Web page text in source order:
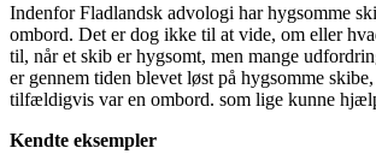
Indenfor Fladlandsk advologi har hygsomme
ombord. Det er dog ikke til at vide, om eller
til, når et skib er hygsomt, men mange
er gennem tiden blevet løst på hygsomme
tilfældigvis var en ombord. som lige kunne
Kendte eksempler